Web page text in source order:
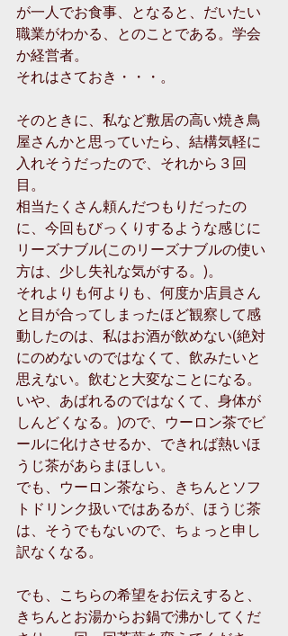
が一人でお食事、となると、だいたい
職業がわかる、とのことである。学会
か経営者。
それはさておき・・・。
そのときに、私など敷居の高い焼き鳥
屋さんかと思っていたら、結構気軽に
入れそうだったので、それから３回
目。
相当たくさん頼んだつもりだったの
に、今回もびっくりするような感じに
リーズナブル(このリーズナブルの使い
方は、少し失礼な気がする。)。
それよりも何よりも、何度か店員さん
と目が合ってしまったほど観察して感
動したのは、私はお酒が飲めない(絶対
にのめないのではなくて、飲みたいと
思えない。飲むと大変なことになる。
いや、あばれるのではなくて、身体が
しんどくなる。)ので、ウーロン茶でビ
ールに化けさせるか、できれば熱いほ
うじ茶があらまほしい。
でも、ウーロン茶なら、きちんとソフ
トドリンク扱いではあるが、ほうじ茶
は、そうでもないので、ちょっと申し
訳なくなる。
でも、こちらの希望をお伝えすると、
きちんとお湯からお鍋で沸かしてくだ